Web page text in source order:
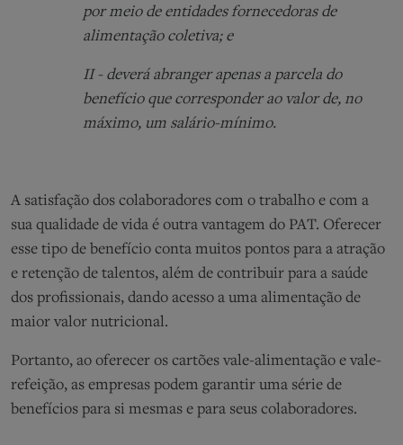
por meio de entidades fornecedoras de
alimentação coletiva; e
II - deverá abranger apenas a parcela do
benefício que corresponder ao valor de, no
máximo, um salário-mínimo.
A satisfação dos colaboradores com o trabalho e com a
sua qualidade de vida é outra vantagem do PAT. Oferecer
esse tipo de benefício conta muitos pontos para a atração
e retenção de talentos, além de contribuir para a saúde
dos profissionais, dando acesso a uma alimentação de
maior valor nutricional.
Portanto, ao oferecer os cartões vale-alimentação e vale-
refeição, as empresas podem garantir uma série de
benefícios para si mesmas e para seus colaboradores.